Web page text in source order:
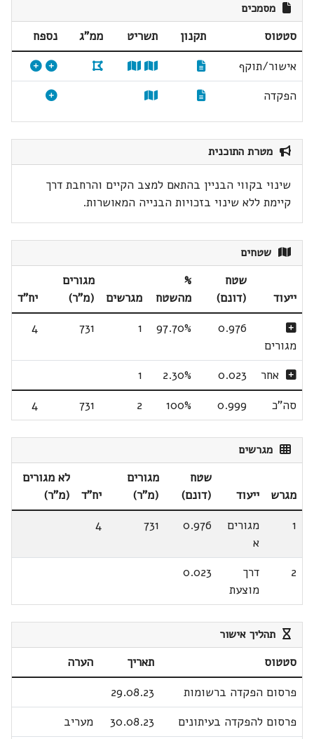
מסמכים
סטטוס תקנון תשריט ממ"ג
נספח
אישור/תוקף
הפקדה
מטרת התוכנית
שינוי בקווי הבניין בהתאם למצב הקיים והרחבת דרך
קיימת ללא שינוי בזכויות הבנייה המאושרות.
שטחים
ייעוד
שטח
(דונם)
%
מהשטח
מגרשים
מגורים
(מ"ר)
יח"ד
מגורים
0.976
97.70%
1
731
4
אחר 0.023
2.30%
1
סה"כ
0.999
100%
2
731
4
מגרשים
מגרש ייעוד
שטח
(דונם)
מגורים
(מ"ר)
יח"ד
לא מגורים
(מ"ר)
1
מגורים
א
0.976
731
4
2
דרך
מוצעת
0.023
תהליך אישור
סטטוס תאריך
הערה
פרסום הפקדה ברשומות
29.08.23
פרסום להפקדה בעיתונים
30.08.23
מעריב